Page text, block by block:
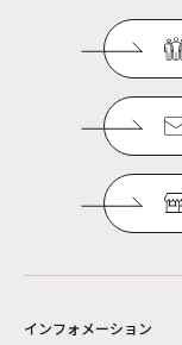
インフォメーション